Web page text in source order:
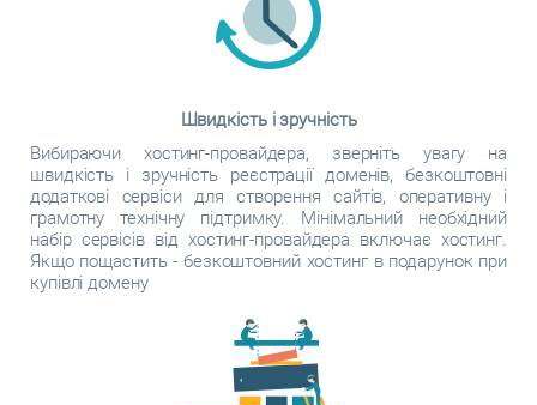
Швидкість і зручність
Вибираючи хостинг-провайдера, зверніть увагу на
швидкість і зручність реєстрації доменів, безкоштовні
додаткові сервіси для створення сайтів, оперативну і
грамотну технічну підтримку. Мінімальний необхідний
набір сервісів від хостинг-провайдера включає хостинг.
Якщо пощастить - безкоштовний хостинг в подарунок при
купівлі домену